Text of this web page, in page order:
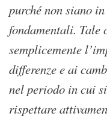
purché non siano
fondamentali. Tale
semplicemente
differenze e ai
nel periodo in cui
rispettare